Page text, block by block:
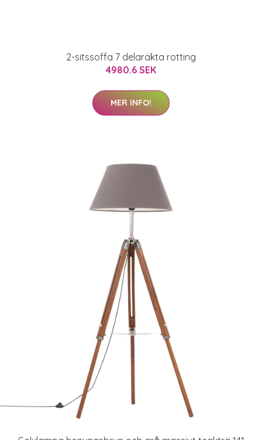
2-sitssoffa 7 delaräkta rotting
4980.6 SEK
MER INFO!